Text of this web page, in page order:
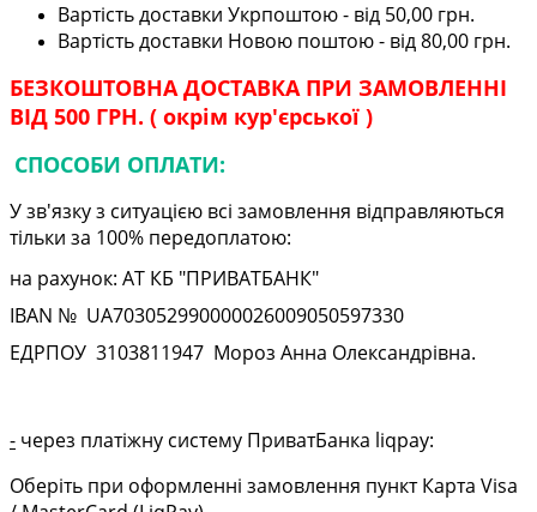
Вартість доставки Укрпоштою - від 50,00 грн.
Вартість доставки Новою поштою - від 80,00 грн.
БЕЗКОШТОВНА ДОСТАВКА ПРИ ЗАМОВЛЕННІ
ВІД 500 ГРН. ( окрім кур'єрської )
СПОСОБИ ОПЛАТИ:
У зв'язку з ситуацією всі замовлення відправляються
тільки за 100% передоплатою:
на рахунок: АТ КБ "ПРИВАТБАНК"
IBAN № UA703052990000026009050597330
ЕДРПОУ 3103811947 Мороз Анна Олександрівна.
- через платіжну систему ПриватБанка liqpay:
Оберіть при оформленні замовлення пункт Карта Visa